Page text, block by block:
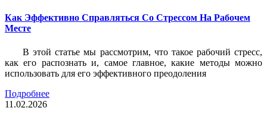
Как Эффективно Справляться Со Стрессом На Рабочем
Месте
В этой статье мы рассмотрим, что такое рабочий стресс,
как его распознать и, самое главное, какие методы можно
использовать для его эффективного преодоления
Подробнее
11.02.2026